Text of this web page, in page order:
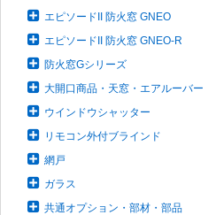
エピソードII 防火窓 GNEO
エピソードII 防火窓 GNEO-R
防火窓Gシリーズ
大開口商品・天窓・エアルーバー
ウインドウシャッター
リモコン外付ブラインド
網戸
ガラス
共通オプション・部材・部品